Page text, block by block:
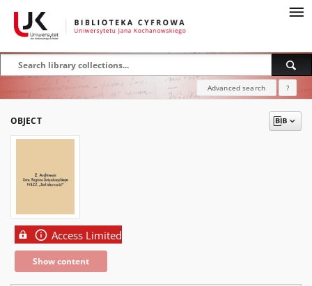
Advanced search ?
OBJECT
Access Limited
Show content